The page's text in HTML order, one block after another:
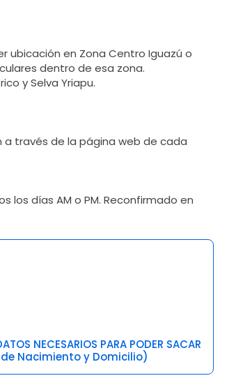
ubicación en Zona Centro Iguazú o
dentro de esa zona.
y Selva Yriapu.
a través de la página web de cada
los días AM o PM. Reconfirmado en
NECESARIOS PARA PODER SACAR
de Nacimiento y Domicilio)